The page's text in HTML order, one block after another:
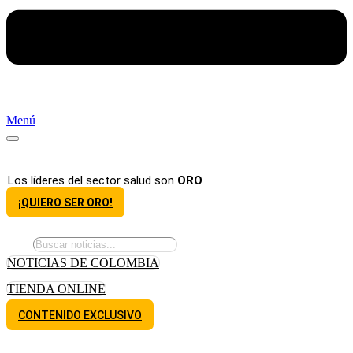
Menú
Los líderes del sector salud son ORO
¡QUIERO SER ORO!
NOTICIAS DE COLOMBIA
TIENDA ONLINE
CONTENIDO EXCLUSIVO